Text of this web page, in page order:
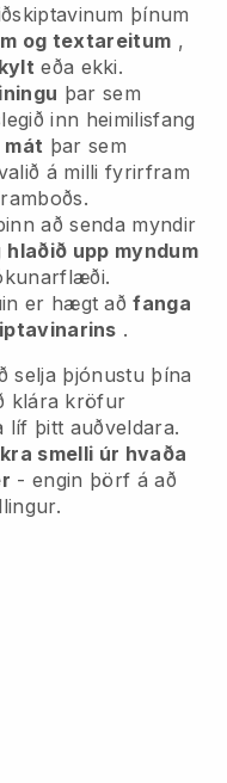
þínum
og textareitum ,
eða ekki.
þar sem
inn heimilisfang
þar sem
á milli fyrirfram
að senda myndir
hlaðið upp myndum
er hægt aðfanga
.
selja þjónustu þína
klára kröfur
líf þitt auðveldara.
smelli úr hvaða
- engin þörf á að